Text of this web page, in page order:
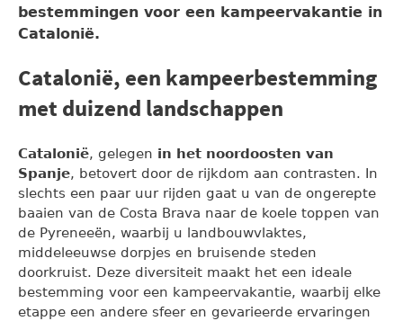
bestemmingen voor een kampeervakantie in
Catalonië.
Catalonië, een kampeerbestemming
met duizend landschappen
Catalonië, gelegen in het noordoosten van
Spanje, betovert door de rijkdom aan contrasten. In
slechts een paar uur rijden gaat u van de ongerepte
baaien van de Costa Brava naar de koele toppen van
de Pyreneeën, waarbij u landbouwvlaktes,
middeleeuwse dorpjes en bruisende steden
doorkruist. Deze diversiteit maakt het een ideale
bestemming voor een kampeervakantie, waarbij elke
etappe een andere sfeer en gevarieerde ervaringen